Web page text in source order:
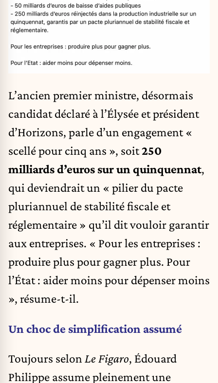
L’ancien premier ministre, désormais
candidat déclaré à l’Élysée et président
d’Horizons, parle d’un engagement «
scellé pour cinq ans », soit250
milliards d’euros sur un quinquennat,
qui deviendrait un « pilier du pacte
pluriannuel de stabilité fiscale et
réglementaire » qu’il dit vouloir garantir
aux entreprises. « Pour les entreprises :
produire plus pour gagner plus. Pour
l’État : aider moins pour dépenser moins
», résume-t-il.
Un choc de simplification assumé
Toujours selon Le Figaro, Édouard
Philippe assume pleinement une